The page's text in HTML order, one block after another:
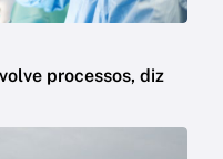
processos, diz